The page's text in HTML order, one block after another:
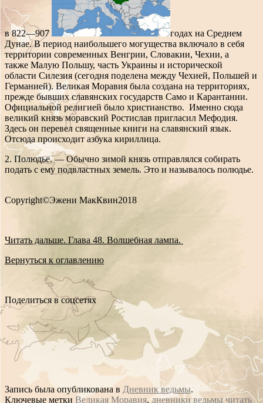
в 822—907
годах на Среднем
Дунае. В период наибольшего могущества включало в себя
территории современных Венгрии, Словакии, Чехии, а
также Малую Польшу, часть Украины и исторической
области Силезия (сегодня поделена между Чехией, Польшей и
Германией). Великая Моравия была создана на территориях,
прежде бывших славянских государств Само и Карантании.
Официальной религией было христианство. Именно сюда
великий князь моравский Ростислав пригласил Мефодия.
Здесь он перевел священные книги на славянский язык.
Отсюда происходит азбука кириллица.
2. Полюдье. — Обычно зимой князь отправлялся собирать
подать с ему подвластных земель. Это и называлось полюдье.
Copyright©Эжени МакКвин2018
Читать дальше. Глава 48. Волшебная лампа.
Вернуться к оглавлению
Поделиться в соцсетях
Запись была опубликована в Дневник ведьмы.
Ключевые метки Великая Моравия,дневники ведьмы читать